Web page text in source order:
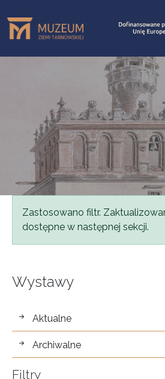
Komunikat
Zastosowano filtr.
dostępne w następnej sekcji.
Wystawy
wystawy
Aktualne
Archiwalne
Filtry